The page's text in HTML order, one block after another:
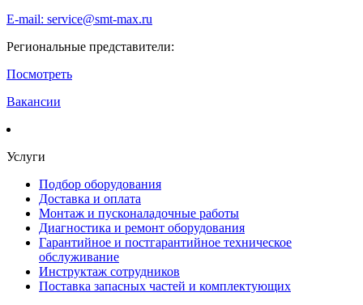
E-mail: service@smt-max.ru
Региональные представители:
Посмотреть
Вакансии
Услуги
Подбор оборудования
Доставка и оплата
Монтаж и пусконаладочные работы
Диагностика и ремонт оборудования
Гарантийное и постгарантийное техническое
обслуживание
Инструктаж сотрудников
Поставка запасных частей и комплектующих